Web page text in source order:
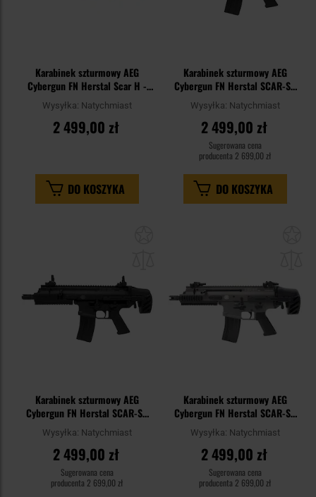
Karabinek szturmowy AEG
Cybergun FN Herstal Scar H -
FDE
Wysyłka: Natychmiast
2 499,00 zł
DO KOSZYKA
Karabinek szturmowy AEG
Cybergun FN Herstal SCAR-SC
BRSS - FDE
Wysyłka: Natychmiast
2 499,00 zł
Sugerowana cena
producenta 2 699,00 zł
DO KOSZYKA
Karabinek szturmowy AEG
Cybergun FN Herstal SCAR-SC
BRSS - Black
Wysyłka: Natychmiast
2 499,00 zł
Sugerowana cena
producenta 2 699,00 zł
Karabinek szturmowy AEG
Cybergun FN Herstal SCAR-SC
BRSS - Grey
Wysyłka: Natychmiast
2 499,00 zł
Sugerowana cena
producenta 2 699,00 zł